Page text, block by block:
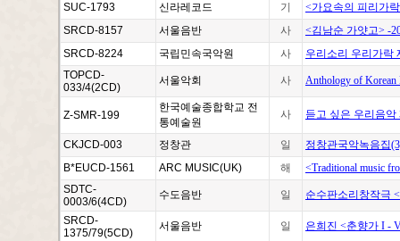
SUC-1793
신라레코드 기
<가요속의 피리가
SRCD-8157
서울음반 사
<김남순 가얏고> -
SRCD-8224
국립민속국악원 사
우리소리 우리가락
TOPCD-
033/4(2CD)
서울악회 사 Anthology of
Z-SMR-199
한국예술종합학교 전
통예술원
사 듣고 싶은 우리음
CKJCD-003 정창관 일
정창관국악녹음집
B*EUCD-1561
ARC MUSIC(UK) 해
<Traditional music
SDTC-
0003/6(4CD)
수도음반 일 순수판소리창작극
SRCD-
1375/79(5CD)
서울음반 일 은희진 <춘향가 I -